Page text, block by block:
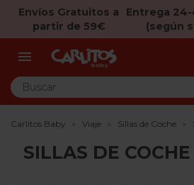
Envíos Gratuitos a
partir de 59€
Entrega
(según

Carlitos Baby Viaje Sillas de Coche
SILLAS DE